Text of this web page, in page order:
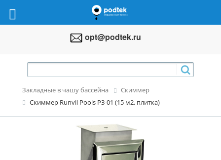
opt@podtek.ru
Закладные в чашу бассейна
Скиммер
Скиммер Runvil Pools P3-01 (15 м2, плитка)